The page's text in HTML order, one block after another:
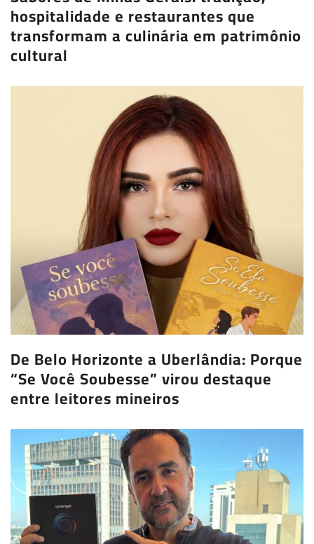
hospitalidade e restaurantes que
transformam a culinária em patrimônio
cultural
De Belo Horizonte a Uberlândia: Porque
“Se Você Soubesse” virou destaque
entre leitores mineiros